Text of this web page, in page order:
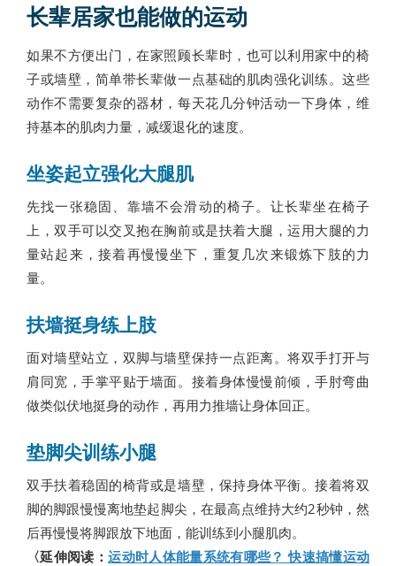
长辈居家也能做的运动
如果不方便出门，在家照顾长辈时，也可以利用家中的椅
子或墙壁，简单带长辈做一点基础的肌肉强化训练。这些
动作不需要复杂的器材，每天花几分钟活动一下身体，维
持基本的肌肉力量，减缓退化的速度。
坐姿起立强化大腿肌
先找一张稳固、靠墙不会滑动的椅子。让长辈坐在椅子
上，双手可以交叉抱在胸前或是扶着大腿，运用大腿的力
量站起来，接着再慢慢坐下，重复几次来锻炼下肢的力
量。
扶墙挺身练上肢
面对墙壁站立，双脚与墙壁保持一点距离。将双手打开与
肩同宽，手掌平贴于墙面。接着身体慢慢前倾，手肘弯曲
做类似伏地挺身的动作，再用力推墙让身体回正。
垫脚尖训练小腿
双手扶着稳固的椅背或是墙壁，保持身体平衡。接着将双
脚的脚跟慢慢离地垫起脚尖，在最高点维持大约2秒钟，然
后再慢慢将脚跟放下地面，能训练到小腿肌肉。
〈延伸阅读：运动时人体能量系统有哪些？ 快速搞懂运动